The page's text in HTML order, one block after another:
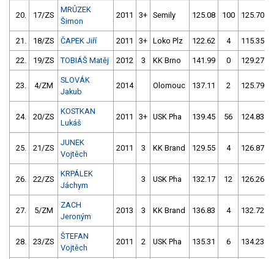
20. 17/ZS
MRŮZEK
Šimon
2011 3+ Semily 125.08 100 125.70
21. 18/ZS ČAPEK Jiří 2011 3+ Loko Plz 122.62 4 115.35
22. 19/ZS TOBIÁŠ Matěj 2012 3 KK Brno 141.99 0 129.27
23. 4/ZM
SLOVÁK
Jakub
2014 Olomouc 137.11 2 125.79
24. 20/ZS
KOSTKAN
Lukáš
2011 3+ USK Pha 139.45 56 124.83
25. 21/ZS
JUNEK
Vojtěch
2011 3 KK Brand 129.55 4 126.87
26. 22/ZS
KRPÁLEK
Jáchym
3 USK Pha 132.17 12 126.26
27. 5/ZM
ZACH
Jeroným
2013 3 KK Brand 136.83 4 132.72
28. 23/ZS
ŠTEFAN
Vojtěch
2011 2 USK Pha 135.31 6 134.23